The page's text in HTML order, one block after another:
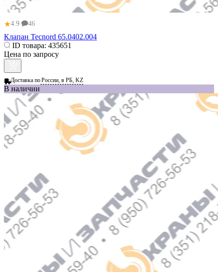
★4.9 46
Клапан Tecnord 65.0402.004
ID товара: 435651
Цена по запросу
Доставка поРоссии, в РБ, KZ
В наличии